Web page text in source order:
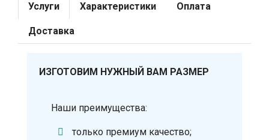
Услуги Характеристики Оплата
Доставка
ИЗГОТОВИМ НУЖНЫЙ ВАМ РАЗМЕР
Наши преимущества:
только премиум качество;